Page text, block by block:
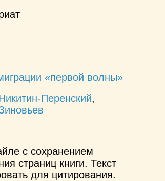
«первой волны»
Перенский,
с сохранением
страниц книги. Текст
для цитирования.